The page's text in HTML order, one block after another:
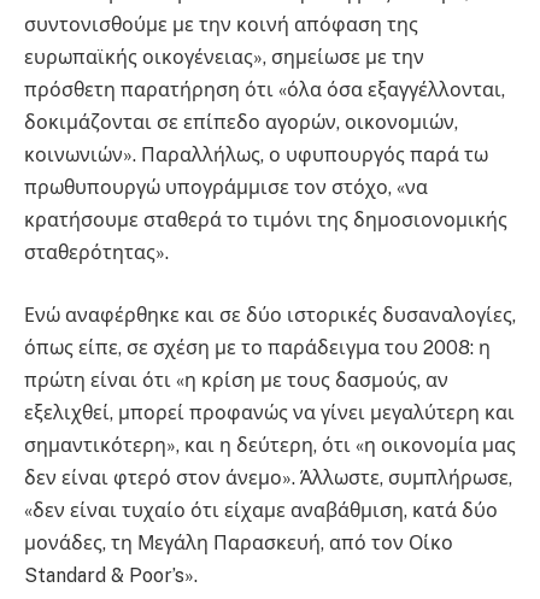
συντονισθούμε με την κοινή απόφαση της
ευρωπαϊκής οικογένειας», σημείωσε με την
πρόσθετη παρατήρηση ότι «όλα όσα εξαγγέλλονται,
δοκιμάζονται σε επίπεδο αγορών, οικονομιών,
κοινωνιών». Παραλλήλως, ο υφυπουργός παρά τω
πρωθυπουργώ υπογράμμισε τον στόχο, «να
κρατήσουμε σταθερά το τιμόνι της δημοσιονομικής
σταθερότητας».
Ενώ αναφέρθηκε και σε δύο ιστορικές δυσαναλογίες,
όπως είπε, σε σχέση με το παράδειγμα του 2008: η
πρώτη είναι ότι «η κρίση με τους δασμούς, αν
εξελιχθεί, μπορεί προφανώς να γίνει μεγαλύτερη και
σημαντικότερη», και η δεύτερη, ότι «η οικονομία μας
δεν είναι φτερό στον άνεμο». Άλλωστε, συμπλήρωσε,
«δεν είναι τυχαίο ότι είχαμε αναβάθμιση, κατά δύο
μονάδες, τη Μεγάλη Παρασκευή, από τον Οίκο
Standard & Poor’s».